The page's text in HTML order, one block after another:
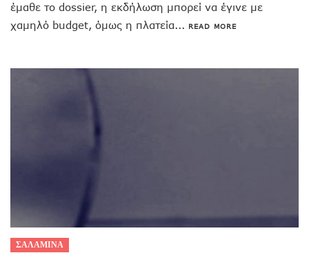
έμαθε το dossier, η εκδήλωση μπορεί να έγινε με
χαμηλό budget, όμως η πλατεία... READ MORE
ΣΑΛΑΜΙΝΑ